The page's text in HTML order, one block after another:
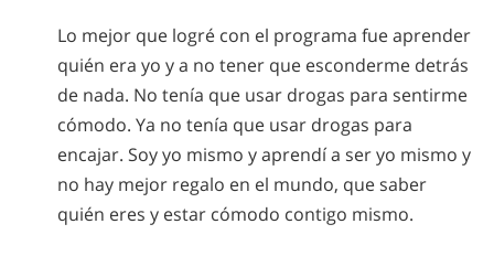
Lo mejor que logré con el programa fue aprender
quién era yo y a no tener que esconderme detrás
de nada. No tenía que usar drogas para sentirme
cómodo. Ya no tenía que usar drogas para
encajar. Soy yo mismo y aprendí a ser yo mismo y
no hay mejor regalo en el mundo, que saber
quién eres y estar cómodo contigo mismo.